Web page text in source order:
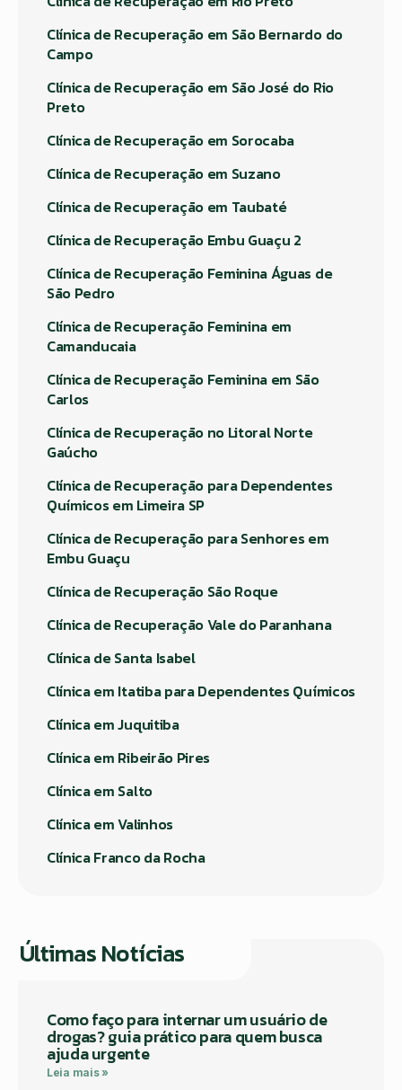
Clínica de Recuperação em São Bernardo do
Campo
Clínica de Recuperação em São José do Rio
Preto
Clínica de Recuperação em Sorocaba
Clínica de Recuperação em Suzano
Clínica de Recuperação em Taubaté
Clínica de Recuperação Embu Guaçu 2
Clínica de Recuperação Feminina Águas de
São Pedro
Clínica de Recuperação Feminina em
Camanducaia
Clínica de Recuperação Feminina em São
Carlos
Clínica de Recuperação no Litoral Norte
Gaúcho
Clínica de Recuperação para Dependentes
Químicos em Limeira SP
Clínica de Recuperação para Senhores em
Embu Guaçu
Clínica de Recuperação São Roque
Clínica de Recuperação Vale do Paranhana
Clínica de Santa Isabel
Clínica em Itatiba para Dependentes Químicos
Clínica em Juquitiba
Clínica em Ribeirão Pires
Clínica em Salto
Clínica em Valinhos
Clínica Franco da Rocha
Últimas Notícias
Como faço para internar um usuário de
drogas? guia prático para quem busca
ajuda urgente
Leia mais »